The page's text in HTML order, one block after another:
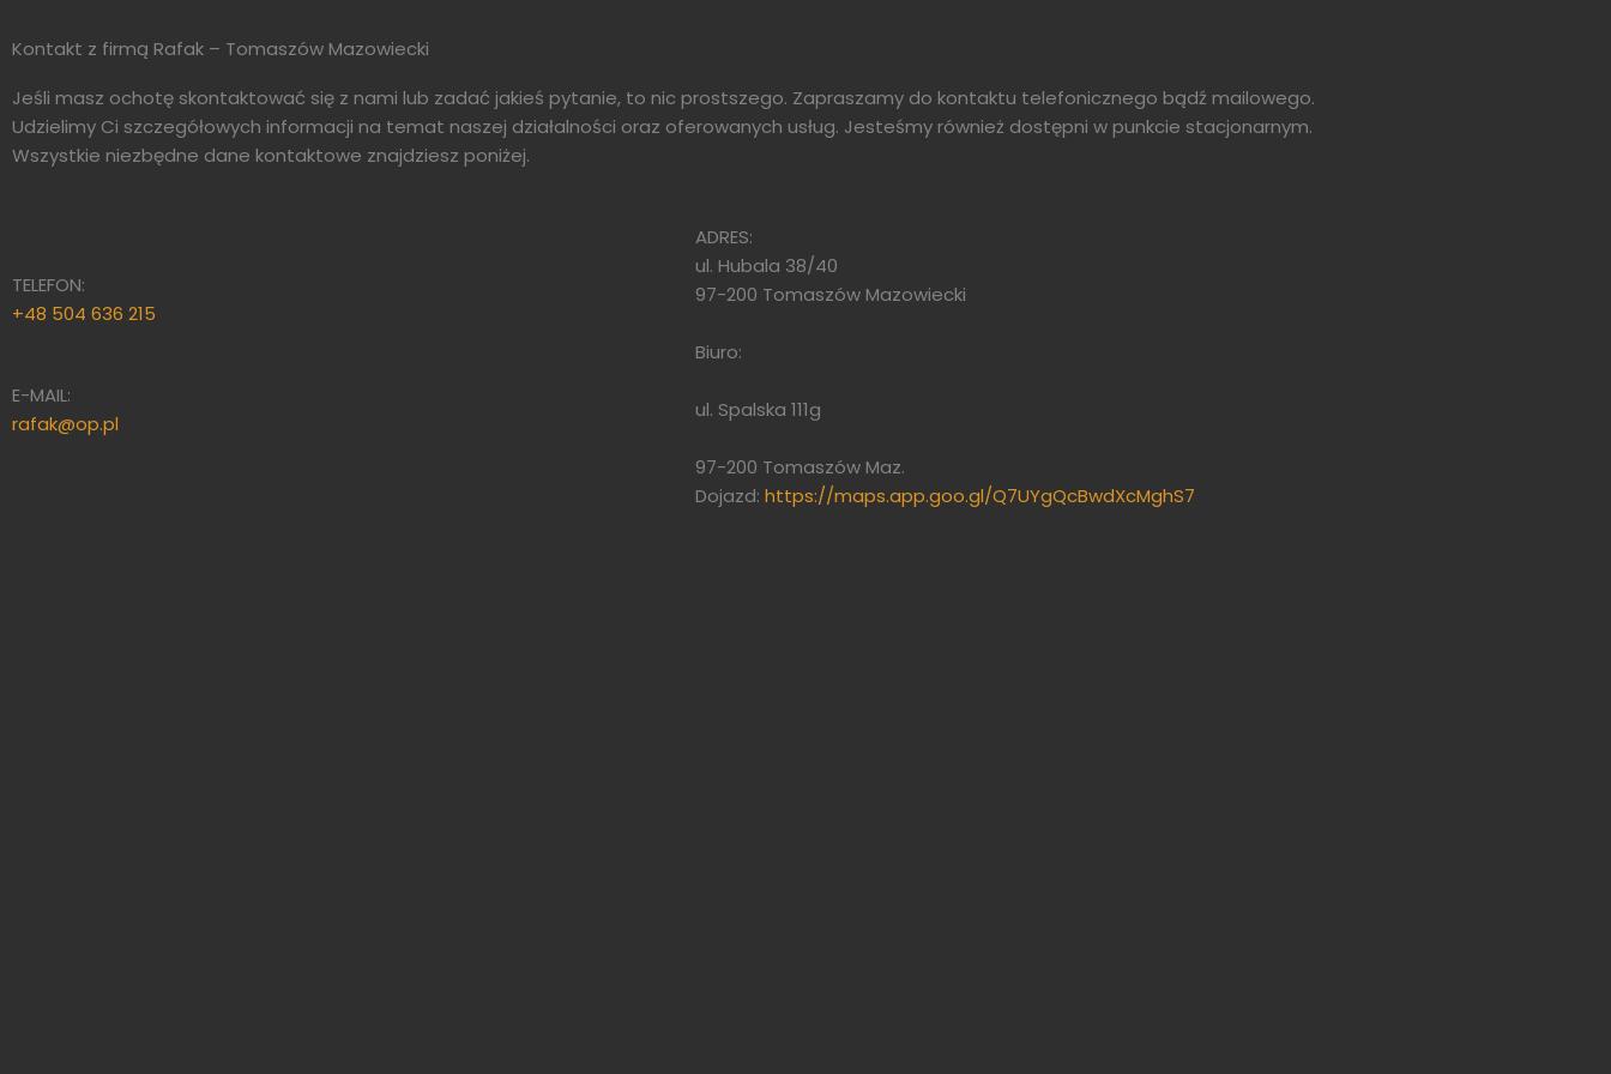
Kontakt z firmą Rafak – Tomaszów Mazowiecki
Jeśli masz ochotę skontaktować się z nami lub zadać jakieś pytanie, to nic prostszego. Zapraszamy do kontaktu telefonicznego bądź mailowego.
Udzielimy Ci szczegółowych informacji na temat naszej działalności oraz oferowanych usług. Jesteśmy również dostępni w punkcie stacjonarnym.
Wszystkie niezbędne dane kontaktowe znajdziesz poniżej.
TELEFON:
+48 504 636 215
E-MAIL:
rafak@op.pl
ADRES:
ul. Hubala 38/40
97-200 Tomaszów Mazowiecki
Biuro:
ul. Spalska 111g
97-200 Tomaszów Maz.
Dojazd: https://maps.app.goo.gl/Q7UYgQcBwdXcMghS7